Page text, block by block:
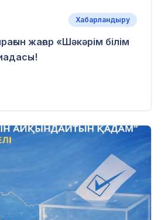
Хабарландыру
жағар «Шәкәрім білім